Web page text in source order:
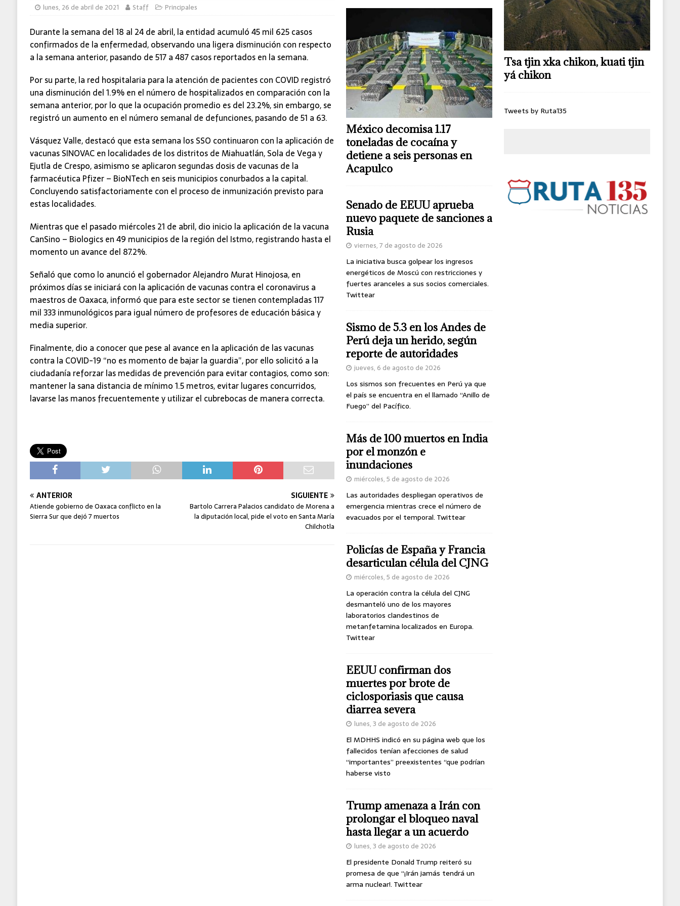
Ecatepec
ESTADO
lunes, 26 de abril de 2021 Staff Principales
Durante la semana del 18 al 24 de abril, la entidad acumuló 45 mil 625 casos
confirmados de la enfermedad, observando una ligera disminución con respecto
a la semana anterior, pasando de 517 a 487 casos reportados en la semana.
Por su parte, la red hospitalaria para la atención de pacientes con COVID registró
una disminución del 1.9% en el número de hospitalizados en comparación con la
semana anterior, por lo que la ocupación promedio es del 23.2%, sin embargo, se
registró un aumento en el número semanal de defunciones, pasando de 51 a 63.
Vásquez Valle, destacó que esta semana los SSO continuaron con la aplicación de
vacunas SINOVAC en localidades de los distritos de Miahuatlán, Sola de Vega y
Ejutla de Crespo, asimismo se aplicaron segundas dosis de vacunas de la
farmacéutica Pfizer – BioNTech en seis municipios conurbados a la capital.
Concluyendo satisfactoriamente con el proceso de inmunización previsto para
estas localidades.
Mientras que el pasado miércoles 21 de abril, dio inicio la aplicación de la vacuna
CanSino – Biologics en 49 municipios de la región del Istmo, registrando hasta el
momento un avance del 87.2%.
Señaló que como lo anunció el gobernador Alejandro Murat Hinojosa, en
próximos días se iniciará con la aplicación de vacunas contra el coronavirus a
maestros de Oaxaca, informó que para este sector se tienen contempladas 117
mil 333 inmunológicos para igual número de profesores de educación básica y
media superior.
Finalmente, dio a conocer que pese al avance en la aplicación de las vacunas
contra la COVID-19 “no es momento de bajar la guardia”, por ello solicitó a la
ciudadanía reforzar las medidas de prevención para evitar contagios, como son:
mantener la sana distancia de mínimo 1.5 metros, evitar lugares concurridos,
lavarse las manos frecuentemente y utilizar el cubrebocas de manera correcta.
ANTERIOR
Atiende gobierno de Oaxaca conflicto en la
Sierra Sur que dejó 7 muertos
SIGUIENTE
Bartolo Carrera Palacios candidato de Morena a
la diputación local, pide el voto en Santa María
Chilchotla
México decomisa 1.17
toneladas de cocaína y
detiene a seis personas en
Acapulco
Senado de EEUU aprueba
nuevo paquete de sanciones a
Rusia
viernes, 7 de agosto de 2026
La iniciativa busca golpear los ingresos
energéticos de Moscú con restricciones y
fuertes aranceles a sus socios comerciales.
Twittear
Sismo de 5.3 en los Andes de
Perú deja un herido, según
reporte de autoridades
jueves, 6 de agosto de 2026
Los sismos son frecuentes en Perú ya que
el país se encuentra en el llamado “Anillo de
Fuego” del Pacífico.
Más de 100 muertos en India
por el monzón e
inundaciones
miércoles, 5 de agosto de 2026
Las autoridades despliegan operativos de
emergencia mientras crece el número de
evacuados por el temporal. Twittear
Policías de España y Francia
desarticulan célula del CJNG
miércoles, 5 de agosto de 2026
La operación contra la célula del CJNG
desmanteló uno de los mayores
laboratorios clandestinos de
metanfetamina localizados en Europa.
Twittear
EEUU confirman dos
muertes por brote de
ciclosporiasis que causa
diarrea severa
lunes, 3 de agosto de 2026
El MDHHS indicó en su página web que los
fallecidos tenían afecciones de salud
“importantes” preexistentes “que podrían
haberse visto
Trump amenaza a Irán con
prolongar el bloqueo naval
hasta llegar a un acuerdo
lunes, 3 de agosto de 2026
El presidente Donald Trump reiteró su
promesa de que “¡Irán jamás tendrá un
arma nuclear!. Twittear
Tsa tjin xka chikon, kuati tjin
yá chikon
Tweets by Ruta135